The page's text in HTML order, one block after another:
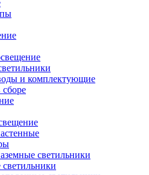
и комплектующие
светильники